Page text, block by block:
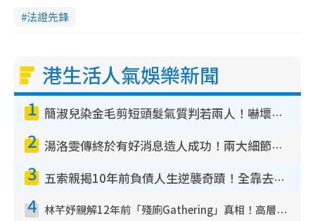
法證先鋒
港生活人氣娛樂新聞
1 簡淑兒染金毛剪短頭髮氣質判若兩人！嚇壞老公麥大力都認唔出：「你做咩事？」
2 湯洛雯傳終於有好消息造人成功！兩大細節曝孕味極濃惹猜測：大肚婆先會咁！
3 五索親揭10年前負債人生逆襲奇蹟！全靠去一地方轉運後即遇上馬先生
4 林芊妤親解12年前「殘廁Gathering」真相！高層解約一句話重創尊嚴至今拒返TVB